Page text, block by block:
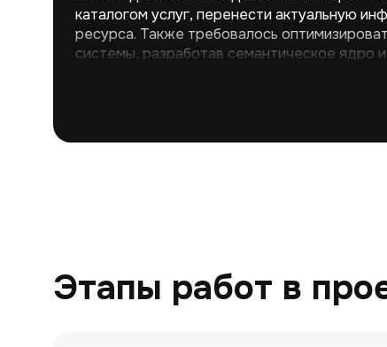
каталогом услуг, перенести актуальную
ресурса. Также требовалось
системы, разработав семантическое ядро
сайта, подготовить его к индексации и
Этапы работ в